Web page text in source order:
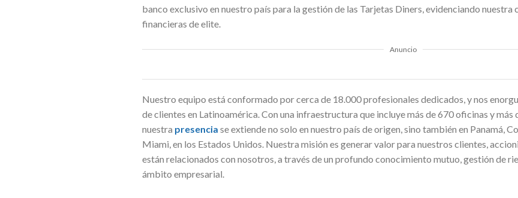
banco exclusivo en nuestro país para la gestión de las Tarjetas Diners, evidenciando
financieras de elite.
Anuncio
Nuestro equipo está conformado por cerca de 18.000 profesionales dedicados, y nos
de clientes en Latinoamérica. Con una infraestructura que incluye más de 670 oficinas y más
nuestra presencia se extiende no solo en nuestro país de origen, sino también en Panamá,
Miami, en los Estados Unidos. Nuestra misión es generar valor para nuestros clientes,
están relacionados con nosotros, a través de un profundo conocimiento mutuo, gestión de
ámbito empresarial.